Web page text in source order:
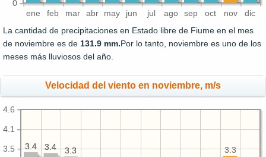
ene feb mar abr may jun jul ago sep oct nov dic
0
La cantidad de precipitaciones en Estado libre de Fiume en el mes
de noviembre es de 131.9 mm.Por lo tanto, noviembre es uno de los
meses más lluviosos del año.
Velocidad del viento en noviembre, m/s
3.5
4.1
4.6
3.3
3.4
3.4
3.3
3.3
3.4
3.4